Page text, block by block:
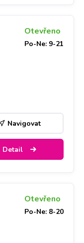
Otevřeno
Po-Ne: 9-21
Navigovat
Detail
Otevřeno
Po-Ne: 8-20